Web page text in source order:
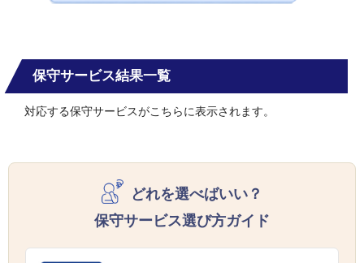
保守サービス結果一覧
対応する保守サービスがこちらに表示されます。
どれを選べばいい？
保守サービス選び方ガイド